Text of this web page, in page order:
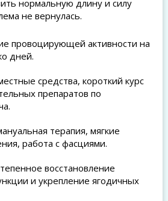
нормальную длину и силу
не вернулась.
провоцирующей активности на
дней.
средства, короткий курс
препаратов по
терапия, мягкие
работа с фасциями.
восстановление
и укрепление ягодичных